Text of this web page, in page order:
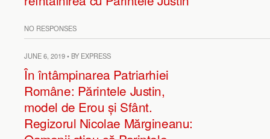
NO RESPONSES
JUNE 6, 2019 • BY EXPRESS
În întâmpinarea Patriarhiei
Române: Părintele Justin,
model de Erou și Sfânt.
Regizorul Nicolae Mărgineanu: